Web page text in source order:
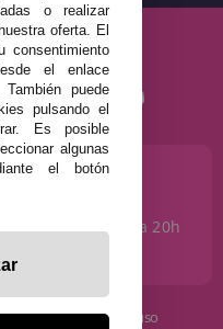
AYUDA?
10 a 14h y de 17 a 20h
· Condiciones de uso
o realizar
oferta. El
consentimiento
el enlace
puede
pulsando el
Es posible
algunas
el botón